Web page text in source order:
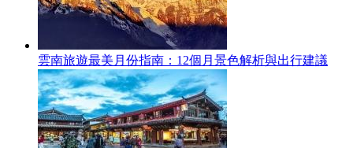
雲南旅遊最美月份指南：12個月景色解析與出行建議